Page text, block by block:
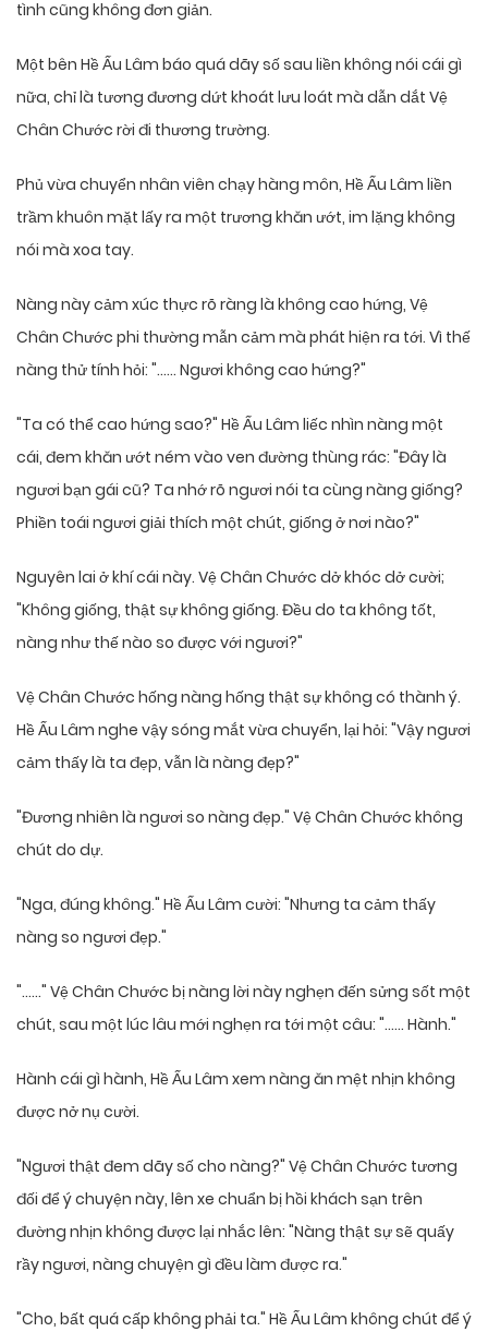
tình cũng không đơn giản.
Một bên Hề Ấu Lâm báo quá dãy số sau liền không nói cái gì
nữa, chỉ là tương đương dứt khoát lưu loát mà dẫn dắt Vệ
Chân Chước rời đi thương trường.
Phủ vừa chuyển nhân viên chạy hàng môn, Hề Ấu Lâm liền
trầm khuôn mặt lấy ra một trương khăn ướt, im lặng không
nói mà xoa tay.
Nàng này cảm xúc thực rõ ràng là không cao hứng, Vệ
Chân Chước phi thường mẫn cảm mà phát hiện ra tới. Vì thế
nàng thử tính hỏi: "…… Ngươi không cao hứng?"
"Ta có thể cao hứng sao?" Hề Ấu Lâm liếc nhìn nàng một
cái, đem khăn ướt ném vào ven đường thùng rác: "Đây là
ngươi bạn gái cũ? Ta nhớ rõ ngươi nói ta cùng nàng giống?
Phiền toái ngươi giải thích một chút, giống ở nơi nào?"
Nguyên lai ở khí cái này. Vệ Chân Chước dở khóc dở cười;
"Không giống, thật sự không giống. Đều do ta không tốt,
nàng như thế nào so được với ngươi?"
Vệ Chân Chước hống nàng hống thật sự không có thành ý.
Hề Ấu Lâm nghe vậy sóng mắt vừa chuyển, lại hỏi: "Vậy ngươi
cảm thấy là ta đẹp, vẫn là nàng đẹp?"
"Đương nhiên là ngươi so nàng đẹp." Vệ Chân Chước không
chút do dự.
"Nga, đúng không." Hề Ấu Lâm cười: "Nhưng ta cảm thấy
nàng so ngươi đẹp."
"……" Vệ Chân Chước bị nàng lời này nghẹn đến sửng sốt một
chút, sau một lúc lâu mới nghẹn ra tới một câu: "…… Hành."
Hành cái gì hành, Hề Ấu Lâm xem nàng ăn mệt nhịn không
được nở nụ cười.
"Ngươi thật đem dãy số cho nàng?" Vệ Chân Chước tương
đối để ý chuyện này, lên xe chuẩn bị hồi khách sạn trên
đường nhịn không được lại nhắc lên: "Nàng thật sự sẽ quấy
rầy ngươi, nàng chuyện gì đều làm được ra."
"Cho, bất quá cấp không phải ta." Hề Ấu Lâm không chút để ý